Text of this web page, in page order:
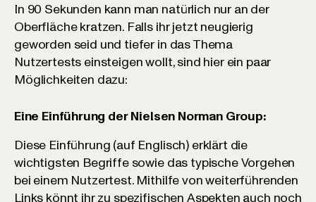
In 90 Sekunden kann man natürlich nur an der
Oberfläche kratzen. Falls ihr jetzt neugierig
geworden seid und tiefer in das Thema
Nutzertests einsteigen wollt, sind hier ein paar
Möglichkeiten dazu:
Eine Einführung der Nielsen Norman Group:
Diese Einführung (auf Englisch) erklärt die
wichtigsten Begriffe sowie das typische Vorgehen
bei einem Nutzertest. Mithilfe von weiterführenden
Links könnt ihr zu spezifischen Aspekten auch noch